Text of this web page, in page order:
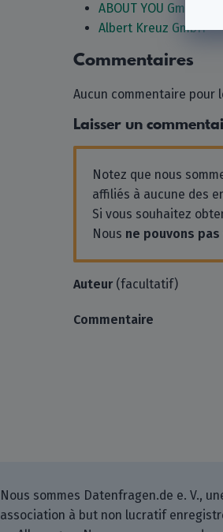
ABOUT YOU GmbH
Albert Kreuz GmbH
Commentaires
Aucun commentaire pour
Laisser un
Notez que nous
affiliés à aucune des
Si vous souhaitez
Nous ne pouvons pas
Auteur(facultatif)
Commentaire
Nous sommes Datenfragen.de e. V.,
association à but non lucratif